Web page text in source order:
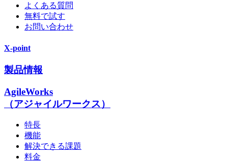
よくある質問
無料で試す
お問い合わせ
X-point
製品情報
AgileWorks
（アジャイルワークス）
特長
機能
解決できる課題
料金